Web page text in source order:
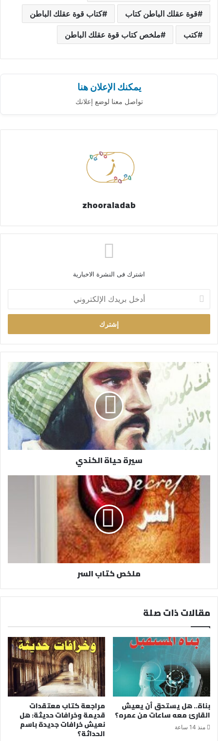
قوة عقلك الباطن كتاب كتاب قوة عقلك الباطن
كتب ملخص كتاب قوة عقلك الباطن
يمكنك الإعلان هنا
تواصل معنا لوضع إعلانك
zhooraladab
اشترك فى النشرة الاخبارية
خ
ب
ر
د
ك
ل
ت
ر
سيرة حياة الكندي
ملخص كتاب السر
مقالات ذات صلة
بناة.. هل يستحق أن يعيش
القارئ معه ساعات من عمره؟
منذ 14 ساعة
مراجعة كتاب معتقدات
قديمة وخرافات حديثة: هل
نعيش خرافات جديدة باسم
الحداثة؟